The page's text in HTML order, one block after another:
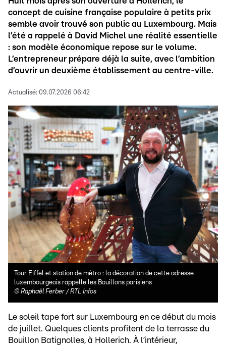
concept de cuisine française populaire à petits prix
semble avoir trouvé son public au Luxembourg. Mais
l’été a rappelé à David Michel une réalité essentielle
: son modèle économique repose sur le volume.
L’entrepreneur prépare déjà la suite, avec l’ambition
d’ouvrir un deuxième établissement au centre-ville.
Actualisé: 09.07.2026 06:42
Tour Eiffel et station de métro : la décoration de cette adresse
luxembourgeois rappelle les Bouillons parisiens
© Raphaël Ferber / RTL Infos
Le soleil tape fort sur Luxembourg en ce début du mois
de juillet. Quelques clients profitent de la terrasse du
Bouillon Batignolles, à Hollerich. À l’intérieur,